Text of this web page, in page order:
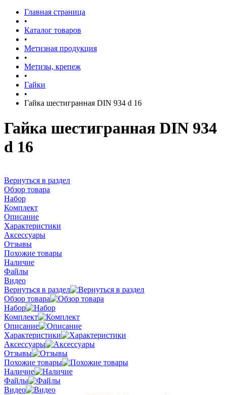
Главная страница
•
Каталог товаров
•
Метизная продукция
•
Метизы, крепеж
•
Гайки
•
Гайка шестигранная DIN 934 d 16
Гайка шестигранная DIN 934
d 16
Вернуться в раздел
Обзор товара
Набор
Комплект
Описание
Характеристики
Аксессуары
Отзывы
Похожие товары
Наличие
Файлы
Видео
Вернуться в раздел
Обзор товара
Набор
Комплект
Описание
Характеристики
Аксессуары
Отзывы
Похожие товары
Наличие
Файлы
Видео